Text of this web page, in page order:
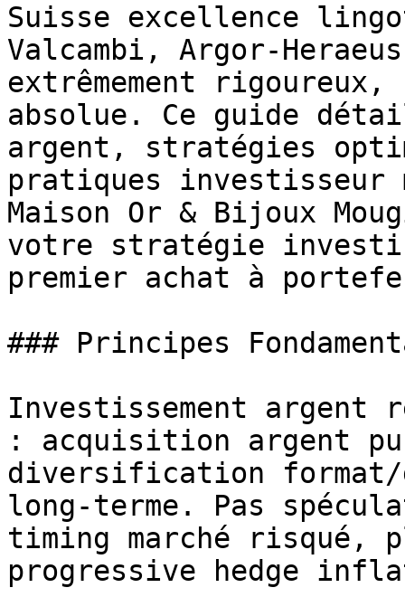
Suisse excellence
Valcambi, Argor-
extrêmement rigoureux,
absolue. Ce guide
argent, stratégies
pratiques investisseur
Maison Or & Bijoux
votre stratégie
premier achat à
### Principes
Investissement argent
: acquisition argent
diversification format/
long-terme. Pas
timing marché risqué,
progressive hedge